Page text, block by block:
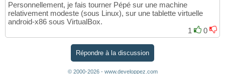
Personnellement, je fais tourner Pépé sur une machine
relativement modeste (sous Linux), sur une tablette virtuelle
android-x86 sous VirtualBox.
1
0
Répondre à la discussion
© 2000-2026 - www.developpez.com